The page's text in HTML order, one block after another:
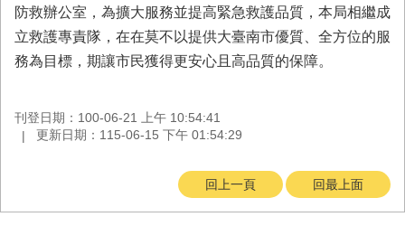
導
覽
回
市
防救辦公室，為擴大服務並提高緊急救護品質，本局相繼成
立救護專責隊，在在莫不以提供大臺南市優質、全方位的服
務為目標，期讓市民獲得更安心且高品質的保障。
刊登日期：100-06-21 上午 10:54:41
更新日期：115-06-15 下午 01:54:29
回上一頁 回最上面